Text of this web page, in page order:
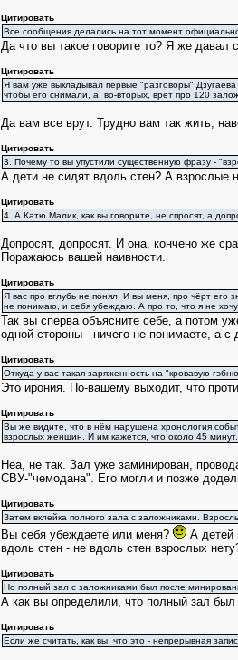
Цитировать
Все сообщения делались на тот момент
Да что вы такое говорите то? Я же давал
Цитировать
Я вам уже выкладывал первые "разговоры"
чтобы его снимали, а, во-вторых, врёт про 120
Да вам все врут. Трудно вам так жить,
Цитировать
3. Почему то вы упустили существенную фразу -
А дети не сидят вдоль стен? А
Цитировать
4. А Катю Малик, как вы говорите, не спросят, а
Допросят, допросят. И она, кончено же
Поражаюсь вашей наивности.
Цитировать
Я вас про вглубь не понял. И вы меня, про чёрт его
не понимаю, и себя убеждаю. А про то, что я не
Так вы сперва объясните себе, а потом
одной стороны - ничего не понимаете, а с
Цитировать
Откуда у вас такая заряженность на "кровавую
Это ирония. По-вашему выходит, что
Цитировать
Вы же видите, что в нём нарушена хронология
взрослых женщин. И им кажется, что около 45
Неа, не так. Зал уже заминирован,
СВУ-"чемодана". Его могли и позже
Цитировать
Затем вклейка полного зала с заложниками.
Вы себя убеждаете или меня?
А детей
вдоль стен - не вдоль стен взрослых
Цитировать
Но полный зал с заложниками был после
А как вы определили, что полный зал
Цитировать
Если же считать, как вы, что это - непрерывная